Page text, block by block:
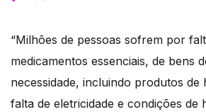
“Milhões de pessoas sofrem por
medicamentos essenciais, de bens
necessidade, incluindo produtos de
falta de eletricidade e condições de